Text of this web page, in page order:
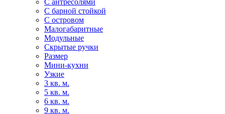
С антресолями
С барной стойкой
С островом
Малогабаритные
Модульные
Скрытые ручки
Размер
Мини-кухни
Узкие
3 кв. м.
5 кв. м.
6 кв. м.
9 кв. м.